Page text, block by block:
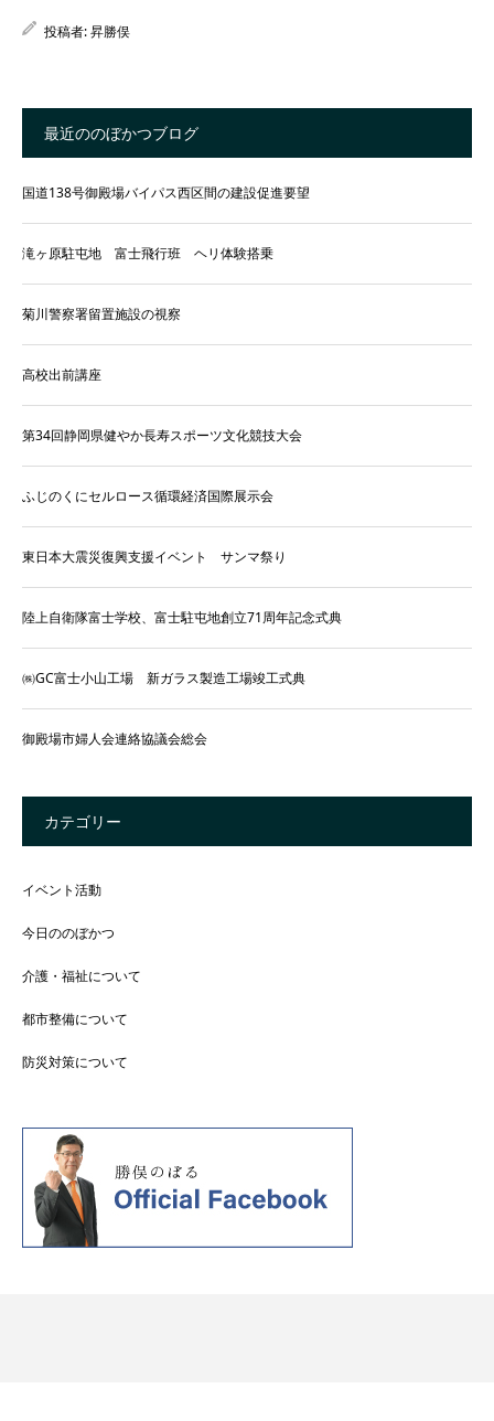
投稿者:昇勝俣
最近ののぼかつブログ
国道138号御殿場バイパス西区間の建設促進要望
滝ヶ原駐屯地 富士飛行班 ヘリ体験搭乗
菊川警察署留置施設の視察
高校出前講座
第34回静岡県健やか長寿スポーツ文化競技大会
ふじのくにセルロース循環経済国際展示会
東日本大震災復興支援イベント サンマ祭り
陸上自衛隊富士学校、富士駐屯地創立71周年記念式典
㈱GC富士小山工場 新ガラス製造工場竣工式典
御殿場市婦人会連絡協議会総会
カテゴリー
イベント活動
今日ののぼかつ
介護・福祉について
都市整備について
防災対策について